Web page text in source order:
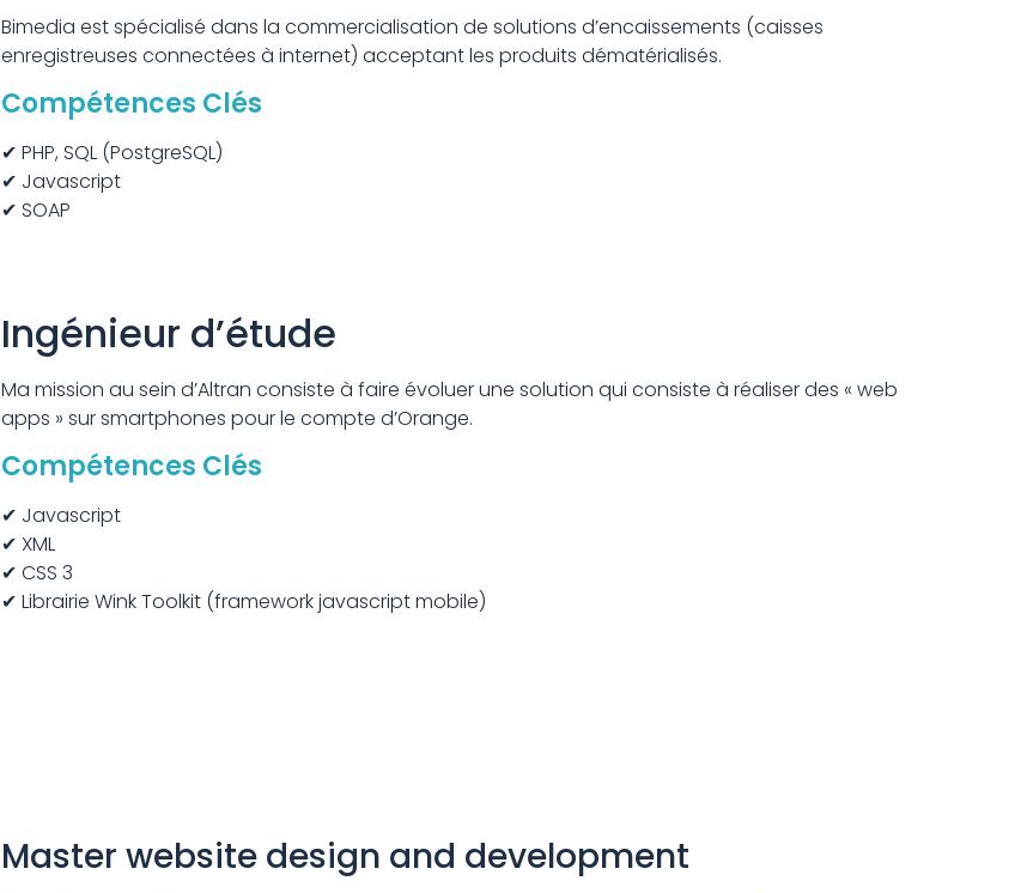
Bimedia est spécialisé dans la commercialisation de solutions d’encaissements (caisses
enregistreuses connectées à internet) acceptant les produits dématérialisés.
Compétences Clés
✔ PHP, SQL (PostgreSQL)
✔ Javascript
✔ SOAP
Ingénieur d’étude
Ma mission au sein d’Altran consiste à faire évoluer une solution qui consiste à réaliser des « web
apps » sur smartphones pour le compte d’Orange.
Compétences Clés
✔ Javascript
✔ XML
✔ CSS 3
✔ Librairie Wink Toolkit (framework javascript mobile)
Master website design and development